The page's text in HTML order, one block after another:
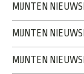
MIJNTEN
MIJNTEN
MIJNTEN